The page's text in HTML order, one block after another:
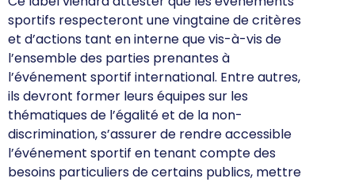
sportifs respecteront une vingtaine de critères
et d’actions tant en interne que vis-à-vis de
l’ensemble des parties prenantes à
l’événement sportif international. Entre autres,
ils devront former leurs équipes sur les
thématiques de l’égalité et de la non-
discrimination, s’assurer de rendre accessible
l’événement sportif en tenant compte des
besoins particuliers de certains publics, mettre